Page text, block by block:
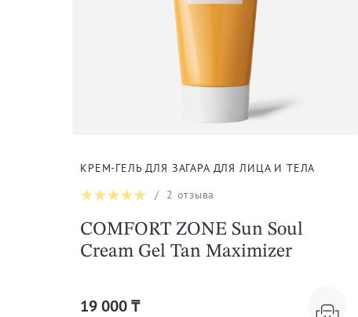
КРЕМ-ГЕЛЬ ДЛЯ ЗАГАРА ДЛЯ ЛИЦА И ТЕЛА
/ 2 отзыва
COMFORT ZONE Sun Soul
Cream Gel Tan Maximizer
19 000 ₸